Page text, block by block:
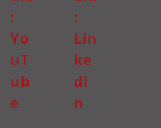
:
Yo
uT
ub
e
:
Lin
ke
dI
n